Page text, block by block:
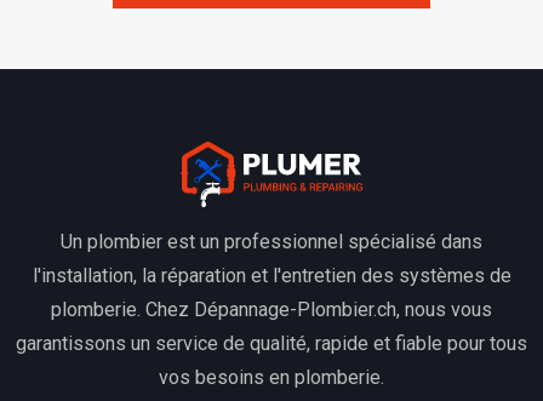
Un plombier est un professionnel spécialisé dans
l'installation, la réparation et l'entretien des systèmes de
plomberie. Chez Dépannage-Plombier.ch, nous vous
garantissons un service de qualité, rapide et fiable pour tous
vos besoins en plomberie.